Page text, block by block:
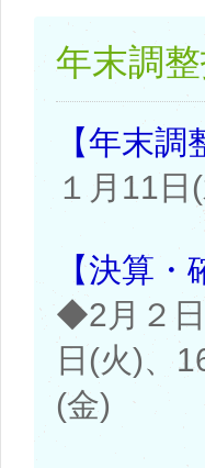
年末調
【年末調
１月11日
【決算・
◆2月２日
日(火)、
(金)